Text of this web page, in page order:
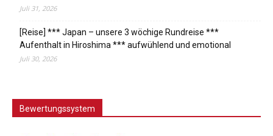
Juli 31, 2026
[Reise] *** Japan – unsere 3 wöchige Rundreise ***
Aufenthalt in Hiroshima *** aufwühlend und emotional
Juli 30, 2026
Bewertungssystem